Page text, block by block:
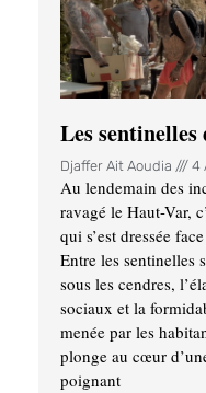
Les
Djaffer Ait Aoudia 4
Au lendemain des
ravagé le Haut-Var,
qui s’est dressée
Entre les sentinelles
sous les cendres,
sociaux et la
menée par les
plonge au cœur
poignant